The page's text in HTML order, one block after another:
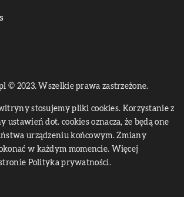
© 2023. Wszelkie prawa zastrzeżone.
stosujemy pliki cookies. Korzystanie z
ustawień dot. cookies oznacza, że będą one
urządzeniu końcowym. Zmiany
w każdym momencie. Więcej
Polityka prywatności.